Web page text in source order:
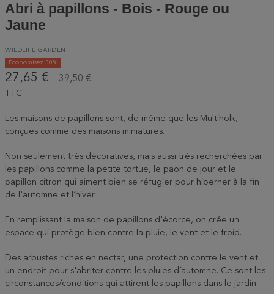
Abri à papillons - Bois - Rouge ou
Jaune
WILDLIFE GARDEN
Économisez 30%
27,65 € 39,50 €
TTC
Les maisons de papillons sont, de même que les Multiholk,
conçues comme des maisons miniatures.
Non seulement très décoratives, mais aussi très recherchées par
les papillons comme la petite tortue, le paon de jour et le
papillon citron qui aiment bien se réfugier pour hiberner à la fin
de l'automne et l´hiver.
En remplissant la maison de papillons d'écorce, on crée un
espace qui protège bien contre la pluie, le vent et le froid.
Des arbustes riches en nectar, une protection contre le vent et
un endroit pour s'abriter contre les pluies d´automne. Ce sont les
circonstances/conditions qui attirent les papillons dans le jardin.